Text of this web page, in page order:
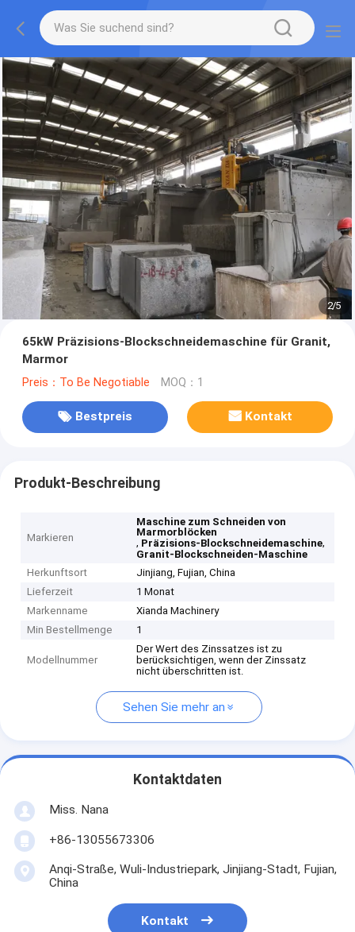
2/5
65kW Präzisions-Blockschneidemaschine für Granit,
Marmor
Preis：To Be Negotiable MOQ：1
Bestpreis Kontakt
Produkt-Beschreibung
Markieren
Maschine zum Schneiden von
Marmorblöcken
, Präzisions-Blockschneidemaschine,
Granit-Blockschneiden-Maschine
Herkunftsort
Jinjiang, Fujian, China
Lieferzeit
1 Monat
Markenname
Xianda Machinery
Min Bestellmenge
1
Modellnummer
Der Wert des Zinssatzes ist zu
berücksichtigen, wenn der Zinssatz
nicht überschritten ist.
Sehen Sie mehr an
Kontaktdaten
Miss. Nana
+86-13055673306
Anqi-Straße, Wuli-Industriepark, Jinjiang-Stadt, Fujian,
China
Kontakt